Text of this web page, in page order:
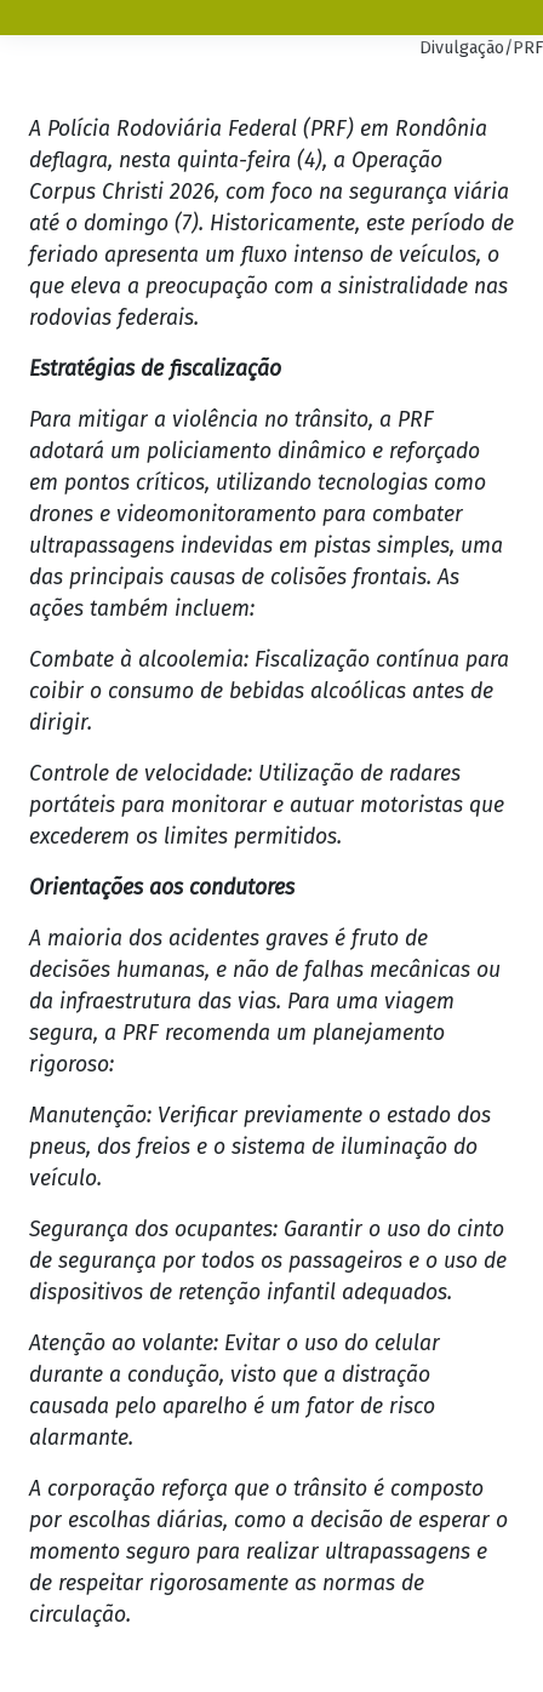
Divulgação/PRF
A Polícia Rodoviária Federal (PRF) em Rondônia
deflagra, nesta quinta-feira (4), a Operação
Corpus Christi 2026, com foco na segurança viária
até o domingo (7). Historicamente, este período de
feriado apresenta um fluxo intenso de veículos, o
que eleva a preocupação com a sinistralidade nas
rodovias federais.
Estratégias de fiscalização
Para mitigar a violência no trânsito, a PRF
adotará um policiamento dinâmico e reforçado
em pontos críticos, utilizando tecnologias como
drones e videomonitoramento para combater
ultrapassagens indevidas em pistas simples, uma
das principais causas de colisões frontais. As
ações também incluem:
Combate à alcoolemia: Fiscalização contínua para
coibir o consumo de bebidas alcoólicas antes de
dirigir.
Controle de velocidade: Utilização de radares
portáteis para monitorar e autuar motoristas que
excederem os limites permitidos.
Orientações aos condutores
A maioria dos acidentes graves é fruto de
decisões humanas, e não de falhas mecânicas ou
da infraestrutura das vias. Para uma viagem
segura, a PRF recomenda um planejamento
rigoroso:
Manutenção: Verificar previamente o estado dos
pneus, dos freios e o sistema de iluminação do
veículo.
Segurança dos ocupantes: Garantir o uso do cinto
de segurança por todos os passageiros e o uso de
dispositivos de retenção infantil adequados.
Atenção ao volante: Evitar o uso do celular
durante a condução, visto que a distração
causada pelo aparelho é um fator de risco
alarmante.
A corporação reforça que o trânsito é composto
por escolhas diárias, como a decisão de esperar o
momento seguro para realizar ultrapassagens e
de respeitar rigorosamente as normas de
circulação.